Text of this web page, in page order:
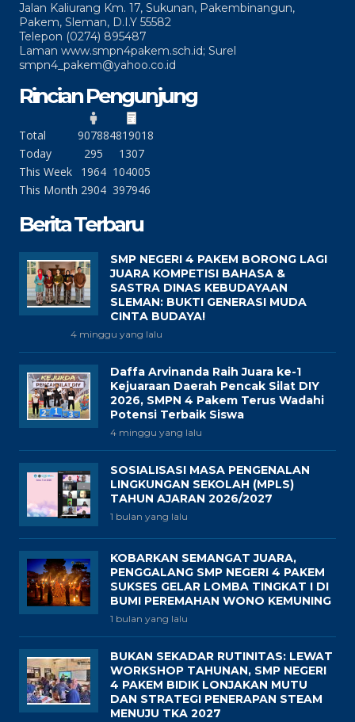
Jalan Kaliurang Km. 17, Sukunan, Pakembinangun,
Pakem, Sleman, D.I.Y 55582
Telepon (0274) 895487
Laman www.smpn4pakem.sch.id; Surel
smpn4_pakem@yahoo.co.id
Rincian Pengunjung
Total 907884819018
Today
295
1307
This Week
1964 104005
This Month 2904 397946
Berita Terbaru
SMP NEGERI 4 PAKEM BORONG LAGI
JUARA KOMPETISI BAHASA &
SASTRA DINAS KEBUDAYAAN
SLEMAN: BUKTI GENERASI MUDA
CINTA BUDAYA!
4 minggu yang lalu
Daffa Arvinanda Raih Juara ke-1
Kejuaraan Daerah Pencak Silat DIY
2026, SMPN 4 Pakem Terus Wadahi
Potensi Terbaik Siswa
4 minggu yang lalu
SOSIALISASI MASA PENGENALAN
LINGKUNGAN SEKOLAH (MPLS)
TAHUN AJARAN 2026/2027
1 bulan yang lalu
KOBARKAN SEMANGAT JUARA,
PENGGALANG SMP NEGERI 4 PAKEM
SUKSES GELAR LOMBA TINGKAT I DI
BUMI PEREMAHAN WONO KEMUNING
1 bulan yang lalu
BUKAN SEKADAR RUTINITAS: LEWAT
WORKSHOP TAHUNAN, SMP NEGERI
4 PAKEM BIDIK LONJAKAN MUTU
DAN STRATEGI PENERAPAN STEAM
MENUJU TKA 2027